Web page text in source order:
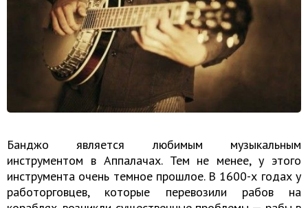
Банджо является любимым музыкальным
инструментом в Аппалачах. Тем не менее, у этого
инструмента очень темное прошлое. В 1600-х годах у
работорговцев, которые перевозили рабов на